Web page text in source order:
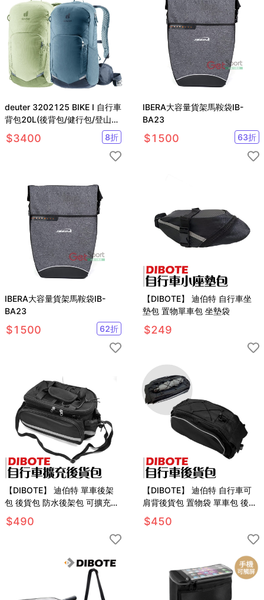
deuter 3202125 BIKE I 自行車
背包20L(後背包/健行包/登山
包/單車背包)
$3400 8折
IBERA大容量貨架馬鞍袋IB-
BA23
$1500 63折
IBERA大容量貨架馬鞍袋IB-
BA23
$1500 62折
【DIBOTE】 迪伯特 自行車坐
墊包 置物單車包 坐墊袋
$249
【DIBOTE】 迪伯特 單車後架
包 後貨包 防水後架包 可擴充後
貨包
$490
【DIBOTE】 迪伯特 自行車可
肩背後貨包 置物袋 單車包 後架
包
$450